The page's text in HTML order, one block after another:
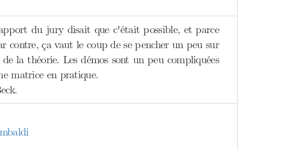
du jury disait que c'était possible, et parce
contre, ça vaut le coup de se pencher un peu sur
la théorie. Les démos sont un peu compliquées
matrice en pratique.